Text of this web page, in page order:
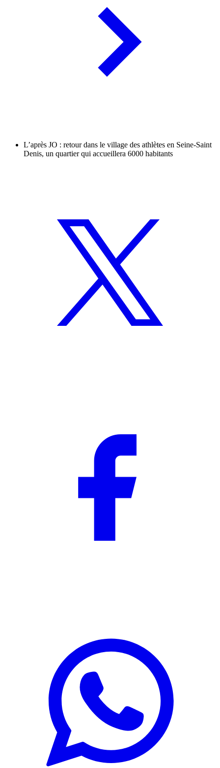
L’après JO : retour dans le village des athlètes en Seine-Saint
Denis, un quartier qui accueillera 6000 habitants